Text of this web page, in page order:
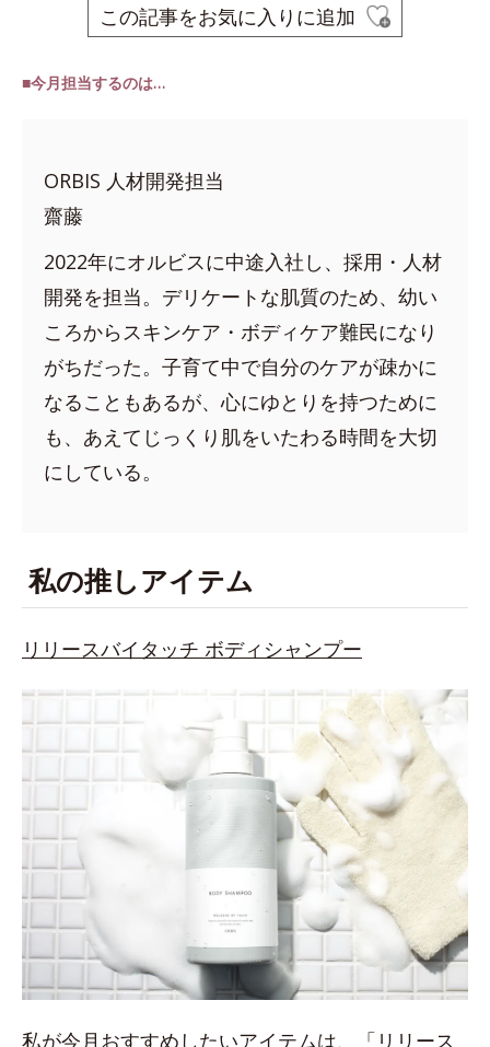
この記事をお気に入りに追加
■今月担当するのは…
ORBIS 人材開発担当
齋藤
2022年にオルビスに中途入社し、採用・人材
開発を担当。デリケートな肌質のため、幼い
ころからスキンケア・ボディケア難民になり
がちだった。子育て中で自分のケアが疎かに
なることもあるが、心にゆとりを持つために
も、あえてじっくり肌をいたわる時間を大切
にしている。
私の推しアイテム
リリースバイタッチ ボディシャンプー
私が今月おすすめしたいアイテムは、「リリース